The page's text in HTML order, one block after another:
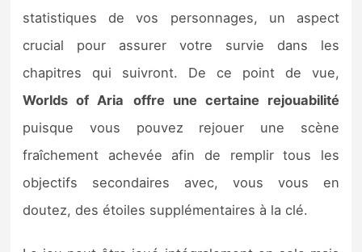
statistiques de vos personnages, un aspect
crucial pour assurer votre survie dans les
chapitres qui suivront. De ce point de vue,
Worlds of Aria
offre une certaine rejouabilité
puisque vous pouvez rejouer une scène
fraîchement achevée afin de remplir tous les
objectifs secondaires avec, vous vous en
doutez, des étoiles supplémentaires à la clé.